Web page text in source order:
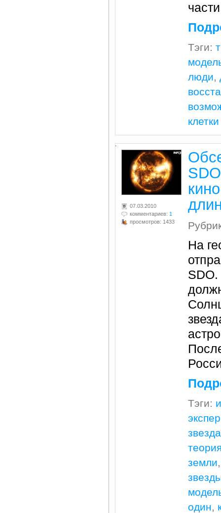
Тэги:
люди,
клетки
.
07.03.2010
комментариев: 1
просмотров: 1433
На
Тэги:
звезда
земли
один,